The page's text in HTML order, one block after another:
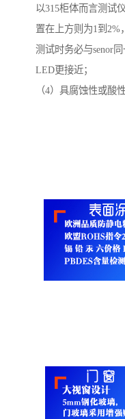
以315柜体而言测试
置在上方则为1到2%
测试时务必与senor
LED更接近；
（4）具腐蚀性或酸